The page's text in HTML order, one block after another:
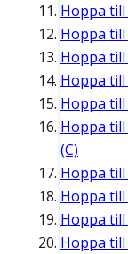
Hoppa till
Hoppa till
Hoppa till
Hoppa till
Hoppa till
Hoppa till
(C)
Hoppa till
Hoppa till
Hoppa till
Hoppa till